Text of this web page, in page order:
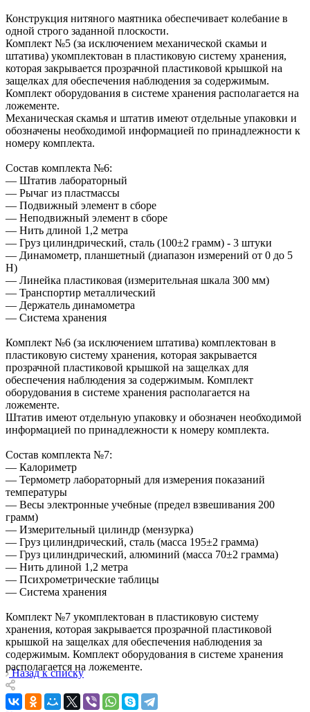
Конструкция нитяного маятника обеспечивает колебание в
одной строго заданной плоскости.
Комплект №5 (за исключением механической скамьи и
штатива) укомплектован в пластиковую систему хранения,
которая закрывается прозрачной пластиковой крышкой на
защелках для обеспечения наблюдения за содержимым.
Комплект оборудования в системе хранения располагается на
ложементе.
Механическая скамья и штатив имеют отдельные упаковки и
обозначены необходимой информацией по принадлежности к
номеру комплекта.
Состав комплекта №6:
— Штатив лабораторный
— Рычаг из пластмассы
— Подвижный элемент в сборе
— Неподвижный элемент в сборе
— Нить длиной 1,2 метра
— Груз цилиндрический, сталь (100±2 грамм) - 3 штуки
— Динамометр, планшетный (диапазон измерений от 0 до 5
Н)
— Линейка пластиковая (измерительная шкала 300 мм)
— Транспортир металлический
— Держатель динамометра
— Система хранения
Комплект №6 (за исключением штатива) комплектован в
пластиковую систему хранения, которая закрывается
прозрачной пластиковой крышкой на защелках для
обеспечения наблюдения за содержимым. Комплект
оборудования в системе хранения располагается на
ложементе.
Штатив имеют отдельную упаковку и обозначен необходимой
информацией по принадлежности к номеру комплекта.
Состав комплекта №7:
— Калориметр
— Термометр лабораторный для измерения показаний
температуры
— Весы электронные учебные (предел взвешивания 200
грамм)
— Измерительный цилиндр (мензурка)
— Груз цилиндрический, сталь (масса 195±2 грамма)
— Груз цилиндрический, алюминий (масса 70±2 грамма)
— Нить длиной 1,2 метра
— Психрометрические таблицы
— Система хранения
Комплект №7 укомплектован в пластиковую систему
хранения, которая закрывается прозрачной пластиковой
крышкой на защелках для обеспечения наблюдения за
содержимым. Комплект оборудования в системе хранения
располагается на ложементе.
Назад к списку